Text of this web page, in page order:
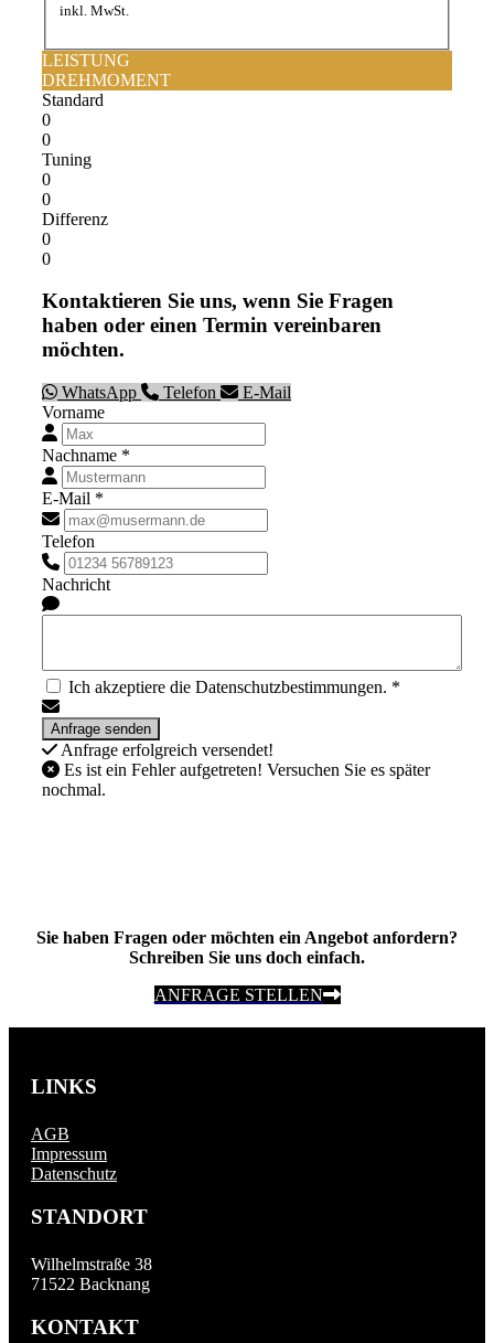
inkl. MwSt.
LEISTUNG
DREHMOMENT
Standard
0
0
Tuning
0
0
Differenz
0
0
Kontaktieren Sie uns, wenn Sie Fragen
haben oder einen Termin vereinbaren
möchten.
WhatsApp Telefon
E-Mail
Vorname
Nachname *
E-Mail *
Telefon
Nachricht
Ich akzeptiere die Datenschutzbestimmungen. *
Anfrage erfolgreich versendet!
Es ist ein Fehler aufgetreten! Versuchen Sie es später
nochmal.
Sie haben Fragen oder möchten ein Angebot anfordern?
Schreiben Sie uns doch einfach.
ANFRAGE STELLEN
LINKS
AGB
Impressum
Datenschutz
STANDORT
Wilhelmstraße 38
71522 Backnang
KONTAKT